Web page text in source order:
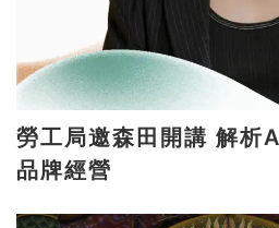
勞工局邀森田開講 解析AI時代創業與個人
品牌經營